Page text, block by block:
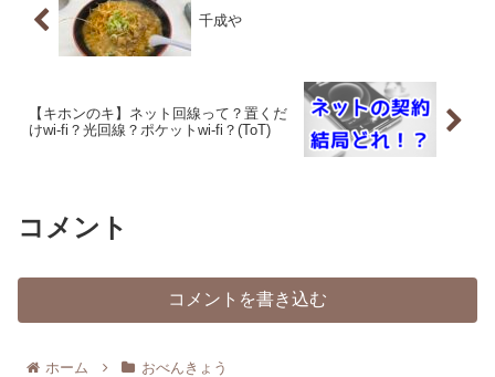
千成や
【キホンのキ】ネット回線って？置くだ
けwi-fi？光回線？ポケットwi-fi？(ToT)
コメント
コメントを書き込む
ホーム おべんきょう